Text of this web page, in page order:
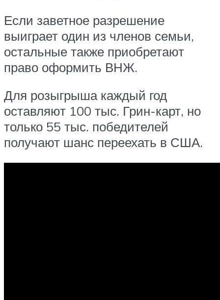
Если заветное разрешение
выиграет один из членов семьи,
остальные также приобретают
право оформить ВНЖ.
Для розыгрыша каждый год
оставляют 100 тыс. Грин-карт, но
только 55 тыс. победителей
получают шанс переехать в США.